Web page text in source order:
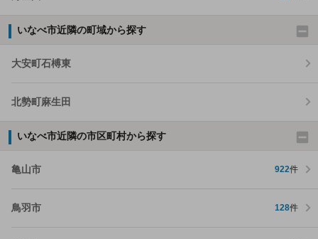
いなべ市近隣の町域から探す
大安町石榑東
北勢町麻生田
いなべ市近隣の市区町村から探す
亀山市 922件
鳥羽市 128件